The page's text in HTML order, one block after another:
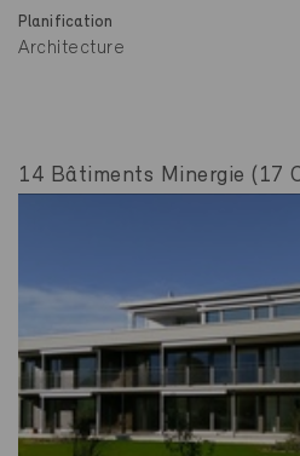
Planification
Architecture
14 Bâtiments Minergie (17